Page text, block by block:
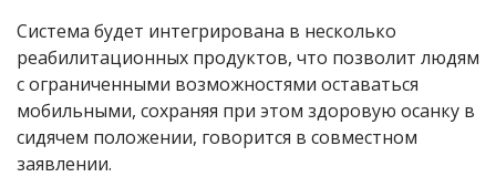
Система будет интегрирована в несколько
реабилитационных продуктов, что позволит людям
с ограниченными возможностями оставаться
мобильными, сохраняя при этом здоровую осанку в
сидячем положении, говорится в совместном
заявлении.